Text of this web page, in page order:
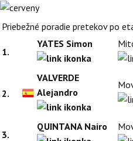
Priebežné poradie pretekov po
1.
YATES Simon
2.
VALVERDE
Alejandro
3.
QUINTANA Nairo